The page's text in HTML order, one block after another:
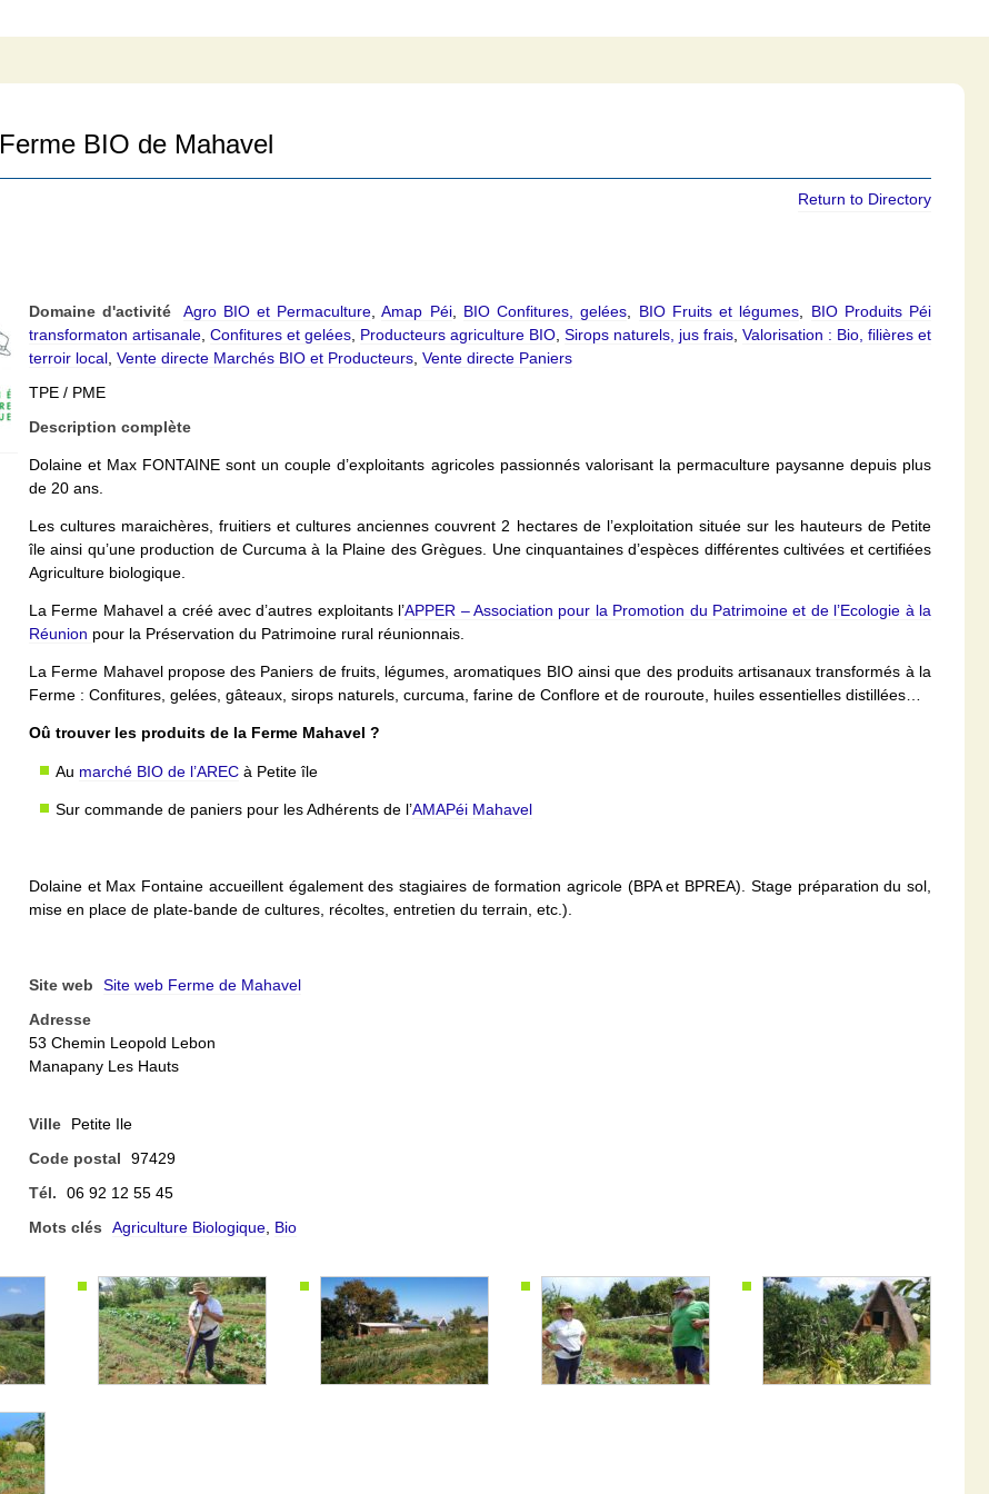
Ferme BIO de Mahavel
Return to Directory
Domaine d'activité Agro BIO et Permaculture ,Amap Péi, BIO Confitures, gelées BIO Fruits et légumes
BIO Produits Péi
transformaton artisanale Confitures et gelées Producteurs agriculture BIO Sirops naturels, jus frais Valorisation : Bio, filières et
terroir local Vente directe Marchés BIO et Producteurs Vente directe Paniers
TPE / PME
Description complète
Dolaine et Max FONTAINE sont un couple d’exploitants agricoles passionnés valorisant la permaculture paysanne depuis plus
de 20 ans.
Les cultures maraichères, fruitiers et cultures anciennes couvrent 2 hectares de l’exploitation située sur les hauteurs de Petite
île ainsi qu’une production de Curcuma à la Plaine des Grègues. Une cinquantaines d’espèces différentes cultivées et certifiées
Agriculture biologique.
La Ferme Mahavel a créé avec d’autres exploitants l’APPER – Association pour la Promotion du Patrimoine et de l’Ecologie à la
Réunion pour la Préservation du Patrimoine rural réunionnais.
La Ferme Mahavel propose des Paniers de fruits, légumes, aromatiques BIO ainsi que des produits artisanaux transformés à la
Ferme : Confitures, gelées, gâteaux, sirops naturels, curcuma, farine de Conflore et de rouroute, huiles essentielles distillées…
Oû trouver les produits de la Ferme Mahavel ?
Au marché BIO de l’AREC à Petite île
Sur commande de paniers pour les Adhérents de l’AMAPéi Mahavel
Dolaine et Max Fontaine accueillent également des stagiaires de formation agricole (BPA et BPREA). Stage préparation du sol,
mise en place de plate-bande de cultures, récoltes, entretien du terrain, etc.).
Site web
Site web Ferme de Mahavel
Adresse
53 Chemin Leopold Lebon
Manapany Les Hauts
Ville
Petite Ile
Code postal
97429
Tél.
06 92 12 55 45
Mots clés
Agriculture Biologique Bio